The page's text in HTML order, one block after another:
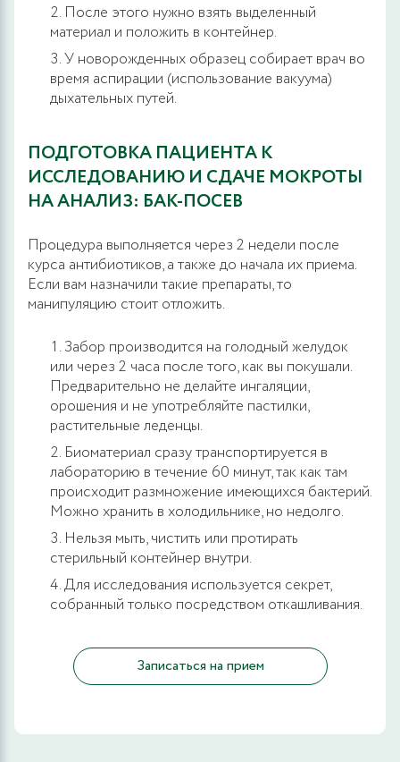
После этого нужно взять выделенный
материал и положить в контейнер.
У новорожденных образец собирает врач во
время аспирации (использование вакуума)
дыхательных путей.
ПОДГОТОВКА ПАЦИЕНТА К
ИССЛЕДОВАНИЮ И СДАЧЕ МОКРОТЫ
НА АНАЛИЗ: БАК-ПОСЕВ
Процедура выполняется через 2 недели после
курса антибиотиков, а также до начала их приема.
Если вам назначили такие препараты, то
манипуляцию стоит отложить.
Забор производится на голодный желудок
или через 2 часа после того, как вы покушали.
Предварительно не делайте ингаляции,
орошения и не употребляйте пастилки,
растительные леденцы.
Биоматериал сразу транспортируется в
лабораторию в течение 60 минут, так как там
происходит размножение имеющихся бактерий.
Можно хранить в холодильнике, но недолго.
Нельзя мыть, чистить или протирать
стерильный контейнер внутри.
Для исследования используется секрет,
собранный только посредством откашливания.
Записаться на прием